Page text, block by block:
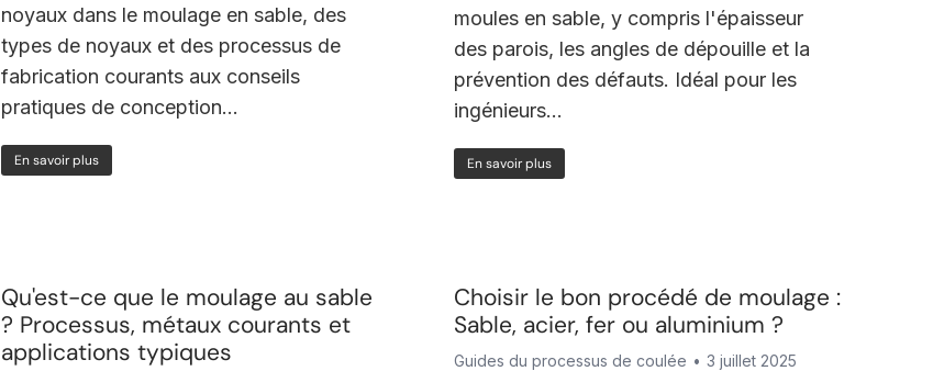
noyaux dans le moulage en sable, des
types de noyaux et des processus de
fabrication courants aux conseils
pratiques de conception...
En savoir plus
moules en sable, y compris l'épaisseur
des parois, les angles de dépouille et la
prévention des défauts. Idéal pour les
ingénieurs...
En savoir plus
Qu'est-ce que le moulage au sable
? Processus, métaux courants et
applications typiques
Choisir le bon procédé de moulage :
Sable, acier, fer ou aluminium ?
Guides du processus de coulée 3 juillet 2025